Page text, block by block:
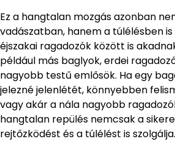
Ez a hangtalan mozgás azonban
vadászatban, hanem a túlélésben
éjszakai ragadozók között is
például más baglyok, erdei
nagyobb testű emlősök. Ha egy
jelezné jelenlétét, könnyebben
vagy akár a nála nagyobb
hangtalan repülés nemcsak a
rejtőzködést és a túlélést is szolgálja.